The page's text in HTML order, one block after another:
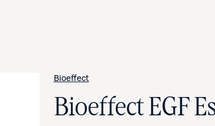
Bioeffect
Bioeffect EGF